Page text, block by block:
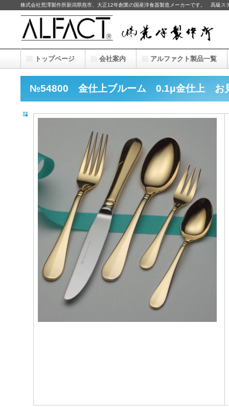
株式会社荒澤製作所新潟県燕市、大正12年創業の国産洋食器製造メーカーです。 高級ス
№54800 金仕上ブルーム 0.1μ金仕上 お
トップページ 会社案内 アルファクト製品一覧